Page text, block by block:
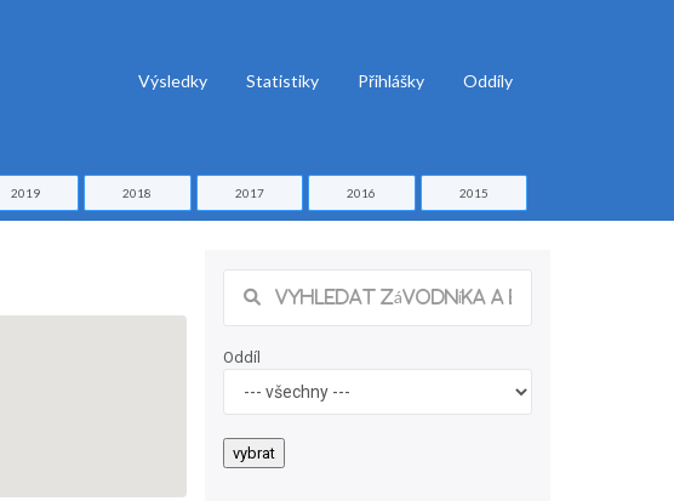
Výsledky Statistiky Přihlášky Oddíly
2019 2018 2017 2016 2015
Oddíl